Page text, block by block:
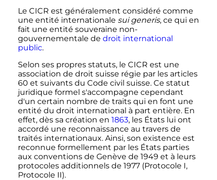
Le CICR est généralement considéré comme
une entité internationale sui generis, ce qui en
fait une entité souveraine non-
gouvernementale de droit international
public.
Selon ses propres statuts, le CICR est une
association de droit suisse régie par les articles
60 et suivants du Code civil suisse. Ce statut
juridique formel s'accompagne cependant
d'un certain nombre de traits qui en font une
entité du droit international à part entière. En
effet, dès sa création en 1863, les États lui ont
accordé une reconnaissance au travers de
traités internationaux. Ainsi, son existence est
reconnue formellement par les États parties
aux conventions de Genève de 1949 et à leurs
protocoles additionnels de 1977 (Protocole I,
Protocole II).